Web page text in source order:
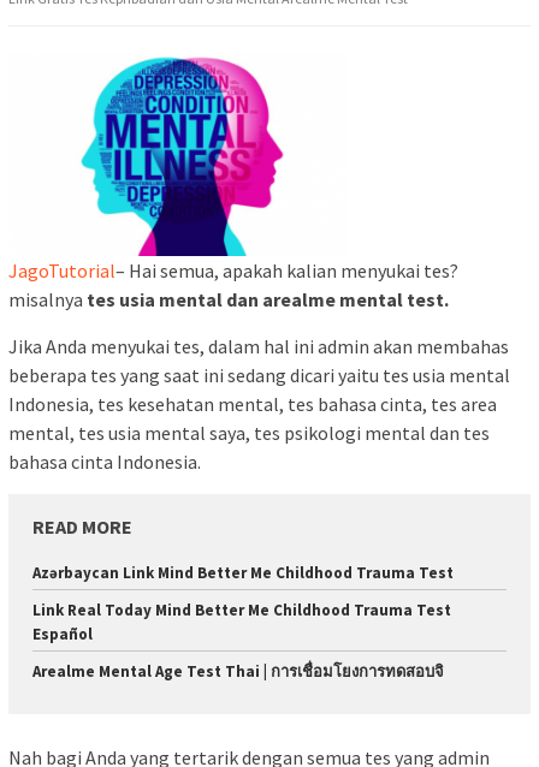
JagoTutorial– Hai semua, apakah kalian menyukai tes?
misalnya tes usia mental dan arealme mental test.
Jika Anda menyukai tes, dalam hal ini admin akan membahas
beberapa tes yang saat ini sedang dicari yaitu tes usia mental
Indonesia, tes kesehatan mental, tes bahasa cinta, tes area
mental, tes usia mental saya, tes psikologi mental dan tes
bahasa cinta Indonesia.
READ MORE
Azərbaycan Link Mind Better Me Childhood Trauma Test
Link Real Today Mind Better Me Childhood Trauma Test
Español
Arealme Mental Age Test Thai | การเชื่อมโยงการทดสอบจิ
Nah bagi Anda yang tertarik dengan semua tes yang admin